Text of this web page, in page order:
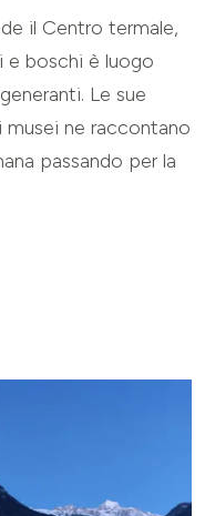
il Centro termale,
boschi è luogo
Le sue
ne raccontano
passando per la